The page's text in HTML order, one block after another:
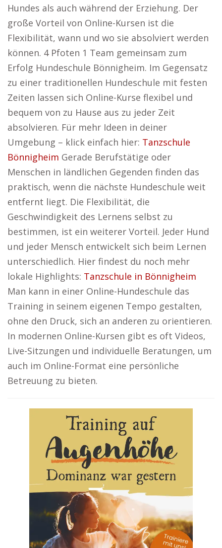
Hundes als auch während der Erziehung. Der
große Vorteil von Online-Kursen ist die
Flexibilität, wann und wo sie absolviert werden
können. 4 Pfoten 1 Team gemeinsam zum
Erfolg Hundeschule Bönnigheim. Im Gegensatz
zu einer traditionellen Hundeschule mit festen
Zeiten lassen sich Online-Kurse flexibel und
bequem von zu Hause aus zu jeder Zeit
absolvieren. Für mehr Ideen in deiner
Umgebung – klick einfach hier: Tanzschule
Bönnigheim Gerade Berufstätige oder
Menschen in ländlichen Gegenden finden das
praktisch, wenn die nächste Hundeschule weit
entfernt liegt. Die Flexibilität, die
Geschwindigkeit des Lernens selbst zu
bestimmen, ist ein weiterer Vorteil. Jeder Hund
und jeder Mensch entwickelt sich beim Lernen
unterschiedlich. Hier findest du noch mehr
lokale Highlights: Tanzschule in Bönnigheim
Man kann in einer Online-Hundeschule das
Training in seinem eigenen Tempo gestalten,
ohne den Druck, sich an anderen zu orientieren.
In modernen Online-Kursen gibt es oft Videos,
Live-Sitzungen und individuelle Beratungen, um
auch im Online-Format eine persönliche
Betreuung zu bieten.